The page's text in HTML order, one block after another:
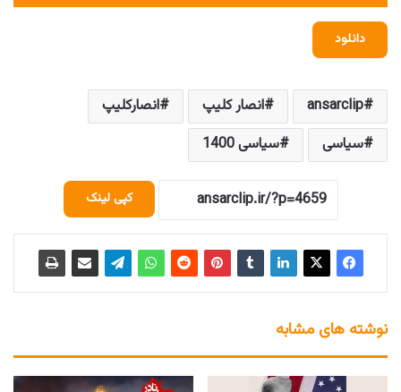
دانلود
ansarclip انصار کلیپ
انصارکلیپ
سیاسی
سیاسی 1400
کپی لینک
نوشته های مشابه